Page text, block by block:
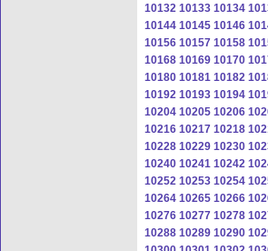
10132 10133 10134
10144 10145 10146
10156 10157 10158
10168 10169 10170
10180 10181 10182
10192 10193 10194
10204 10205 10206
10216 10217 10218
10228 10229 10230
10240 10241 10242
10252 10253 10254
10264 10265 10266
10276 10277 10278
10288 10289 10290